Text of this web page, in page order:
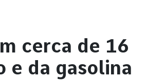
cerca de 16
e da gasolina